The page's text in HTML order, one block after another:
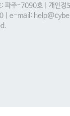
주-7090호 | 개인정
| e-mail: